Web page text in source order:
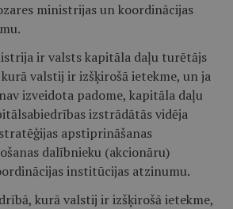
ministrijas un koordinācijas
ir valsts kapitāla daļu turētājs
valstij ir izšķirošā ietekme, un ja
izveidota padome, kapitāla daļu
izstrādātās vidēja
apstiprināšanas
dalībnieku (akcionāru)
institūcijas atzinumu.
kurā valstij ir izšķirošā ietekme,